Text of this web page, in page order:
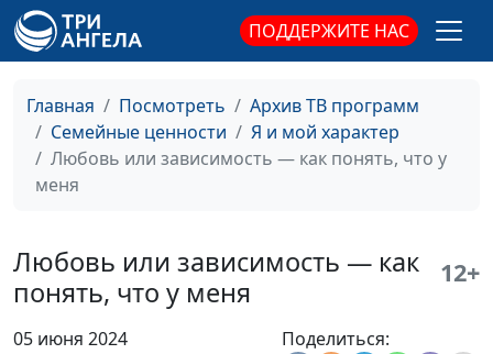
ПОДДЕРЖИТЕ НАС
Главная Посмотреть
Архив ТВ программ
Семейные ценности
Я и мой характер
Любовь или зависимость — как понять, что у
меня
Любовь или зависимость — как
понять, что у меня
12+
05 июня 2024 Поделиться:
Пассивная агрессия и
Юлия Синицына, Ирина
#326
Как правильно
формировать
привычки
Юлия Синицына, Ирина
Флорьянович, психолог
практический психолог
Как восстановить
вегетативную
Караченцева,